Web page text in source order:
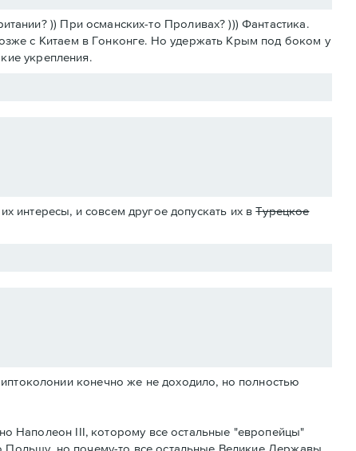
)) При османских-то Проливах? ))) Фантастика.
с Китаем в Гонконге. Но удержать Крым под боком у
укрепления.
интересы, и совсем другое допускать их вТурецкое
конечно же не доходило, но полностью
Наполеон III, которому все остальные "европейцы"